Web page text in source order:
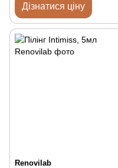
Дізнатися ціну
Renovilab